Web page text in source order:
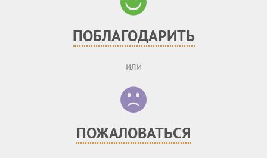
ПОБЛАГОДАРИТЬ
или
ПОЖАЛОВАТЬСЯ